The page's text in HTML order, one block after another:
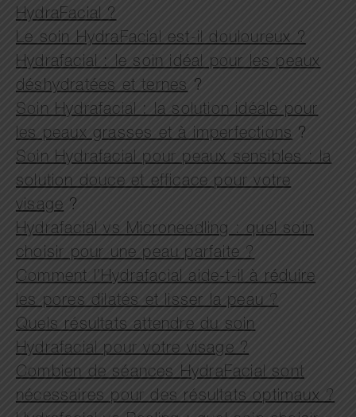
HydraFacial ?
Le soin HydraFacial est-il douloureux ?
Hydrafacial : le soin idéal pour les peaux
déshydratées et ternes ?
Soin Hydrafacial : la solution idéale pour
les peaux grasses et à imperfections ?
Soin Hydrafacial pour peaux sensibles : la
solution douce et efficace pour votre
visage ?
Hydrafacial vs Microneedling : quel soin
choisir pour une peau parfaite ?
Comment l’Hydrafacial aide-t-il à réduire
les pores dilatés et lisser la peau ?
Quels résultats attendre du soin
Hydrafacial pour votre visage ?
Combien de séances HydraFacial sont
nécessaires pour des résultats optimaux ?